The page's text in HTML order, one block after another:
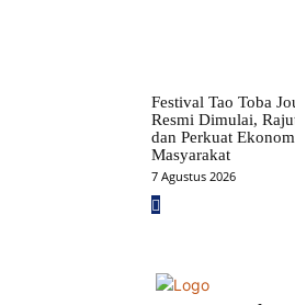
Festival Tao Toba
Resmi Dimulai,
dan Perkuat
Masyarakat
7 Agustus 2026